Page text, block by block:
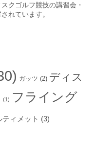
クゴルフ競技の講習会・
れています。
ガッツ (2) ディス
(1) フライング
ィメット (3)